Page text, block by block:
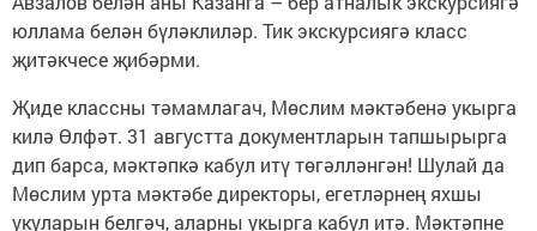
юллама белән бүләклиләр. Тик экскурсиягә класс
җитәкчесе җибәрми.
Җиде классны тәмамлагач, Мөслим мәктәбенә укырга
килә Өлфәт. 31 августта документларын тапшырырга
дип барса, мәктәпкә кабул итү төгәлләнгән! Шулай да
Мөслим урта мәктәбе директоры, егетләрнең яхшы
укуларын белгәч, аларны укырга кабул итә. Мәктәпне